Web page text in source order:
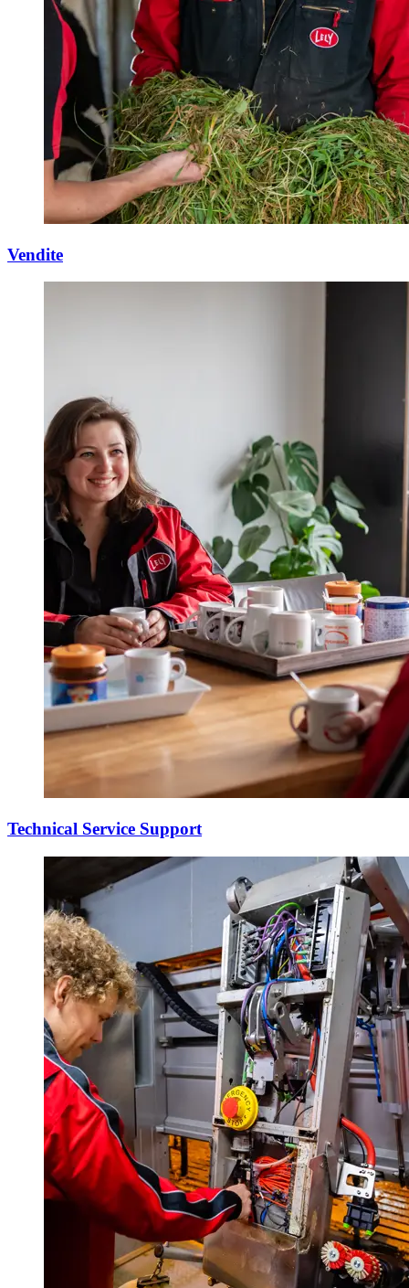
Vendite
Technical Service Support